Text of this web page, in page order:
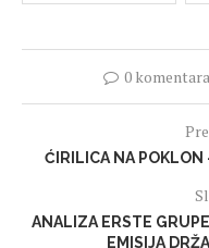
0 komentara
ĆIRILICA NA POKLON
ANALIZA ERSTE
EMISIJA